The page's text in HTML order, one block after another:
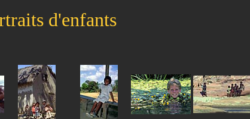
d'enfants